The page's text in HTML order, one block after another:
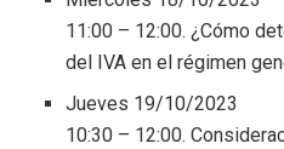
11:00 – 12:00. ¿Cómo
del IVA en el régimen
Jueves 19/10/2023
10:30 – 12:00.